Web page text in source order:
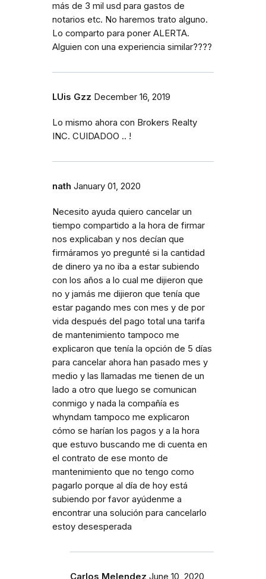
más de 3 mil usd para gastos de
notarios etc. No haremos trato alguno.
Lo comparto para poner ALERTA.
Alguien con una experiencia similar????
LUis Gzz December 16, 2019
Lo mismo ahora con Brokers Realty
INC. CUIDADOO .. !
nath January 01, 2020
Necesito ayuda quiero cancelar un
tiempo compartido a la hora de firmar
nos explicaban y nos decían que
firmáramos yo pregunté si la cantidad
de dinero ya no iba a estar subiendo
con los años a lo cual me dijieron que
no y jamás me dijieron que tenía que
estar pagando mes con mes y de por
vida después del pago total una tarifa
de mantenimiento tampoco me
explicaron que tenía la opción de 5 días
para cancelar ahora han pasado mes y
medio y las llamadas me tienen de un
lado a otro que luego se comunican
conmigo y nada la compañía es
whyndam tampoco me explicaron
cómo se harían los pagos y a la hora
que estuvo buscando me di cuenta en
el contrato de ese monto de
mantenimiento que no tengo como
pagarlo porque al día de hoy está
subiendo por favor ayúdenme a
encontrar una solución para cancelarlo
estoy desesperada
Carlos Melendez June 10, 2020